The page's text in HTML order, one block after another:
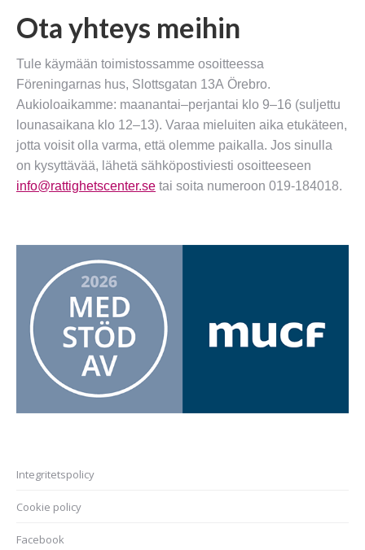
Ota yhteys meihin
Tule käymään toimistossamme osoitteessa
Föreningarnas hus, Slottsgatan 13A Örebro.
Aukioloaikamme: maanantai–perjantai klo 9–16 (suljettu
lounasaikana klo 12–13). Varaa mieluiten aika etukäteen,
jotta voisit olla varma, että olemme paikalla. Jos sinulla
on kysyttävää, lähetä sähköpostiviesti osoitteeseen
info@rattighetscenter.se tai soita numeroon 019-184018.
Integritetspolicy
Cookie policy
Facebook